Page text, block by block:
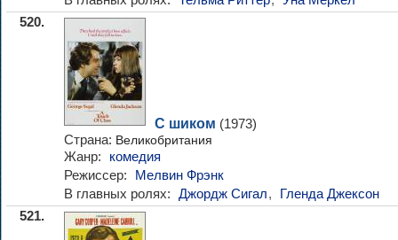
520.
С шиком (1973)
Страна: Великобритания
Жанр:
комедия
Режиссер:
Мелвин Фрэнк
В главных ролях: Джордж Сигал, Гленда Джексон
521.